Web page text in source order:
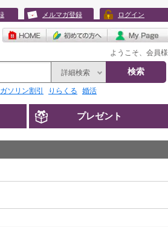
メルマガ登録 ログイン
ようこそ、会員様
詳細検索 検索
ガソリン割引 りらくる 婚活
プレゼント